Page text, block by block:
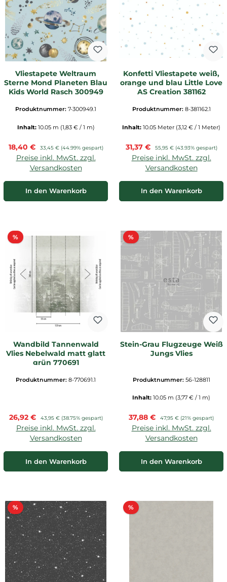
Vliestapete Weltraum
Sterne Mond Planeten Blau
Kids World Rasch 300949
Produktnummer: 7-300949.1
Inhalt: 10.05 m (1,83 € / 1 m)
Verkaufspreis:
18,40 € Regulärer Preis:
33,45 € (44.99% gespart)
Preise inkl. MwSt. zzgl.
Versandkosten
In den Warenkorb
Konfetti Vliestapete weiß,
orange und blau Little Love
AS Creation 381162
Produktnummer: 8-381162.1
Inhalt: 10.05 Meter (3,12 € / 1 Meter)
Verkaufspreis:
31,37 € Regulärer Preis:
55,95 € (43.93% gespart)
Preise inkl. MwSt. zzgl.
Versandkosten
In den Warenkorb
%Rabatt
Wandbild Tannenwald
Vlies Nebelwald matt glatt
grün 770691
Produktnummer: 8-770691.1
Verkaufspreis:
26,92 € Regulärer Preis:
43,95 € (38.75% gespart)
Preise inkl. MwSt. zzgl.
Versandkosten
In den Warenkorb
%Rabatt
Stein-Grau Flugzeuge Weiß
Jungs Vlies
Produktnummer: 56-128811
Inhalt: 10.05 m (3,77 € / 1 m)
Verkaufspreis:
37,88 € Regulärer Preis:
47,95 € (21% gespart)
Preise inkl. MwSt. zzgl.
Versandkosten
In den Warenkorb
%Rabatt %Rabatt